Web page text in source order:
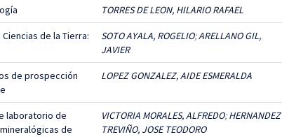
TORRES DE LEON, HILARIO RAFAEL
de la Tierra:
SOTO AYALA, ROGELIO;ARELLANO GIL,
JAVIER
de prospección
LOPEZ GONZALEZ, AIDE ESMERALDA
laboratorio de
de
VICTORIA MORALES, ALFREDO;HERNANDEZ
TREVIÑO, JOSE TEODORO